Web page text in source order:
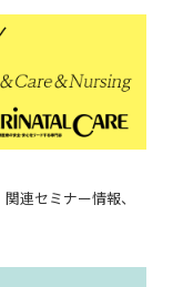
連セミナー情報、